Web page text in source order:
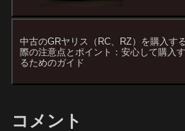
中古のGRヤリス（RC、RZ）を購入す
際の注意点とポイント：安心して購入す
るためのガイド
コメント